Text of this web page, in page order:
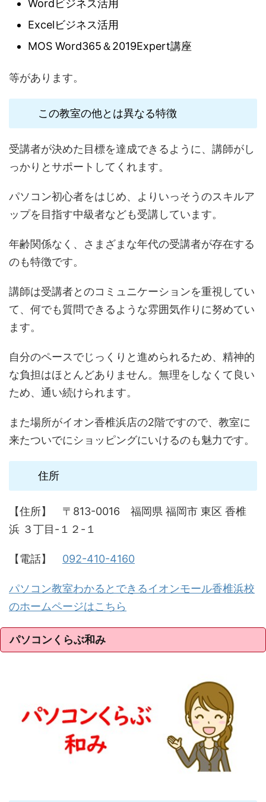
Wordビジネス活用
Excelビジネス活用
MOS Word365＆2019Expert講座
等があります。
この教室の他とは異なる特徴
受講者が決めた目標を達成できるように、講師がし
っかりとサポートしてくれます。
パソコン初心者をはじめ、よりいっそうのスキルア
ップを目指す中級者なども受講しています。
年齢関係なく、さまざまな年代の受講者が存在する
のも特徴です。
講師は受講者とのコミュニケーションを重視してい
て、何でも質問できるような雰囲気作りに努めてい
ます。
自分のペースでじっくりと進められるため、精神的
な負担はほとんどありません。無理をしなくて良い
ため、通い続けられます。
また場所がイオン香椎浜店の2階ですので、教室に
来たついでにショッピングにいけるのも魅力です。
住所
【住所】 〒813-0016 福岡県 福岡市 東区 香椎
浜 ３丁目-１２-１
【電話】 092-410-4160
パソコン教室わかるとできるイオンモール香椎浜校
のホームページはこちら
パソコンくらぶ和み